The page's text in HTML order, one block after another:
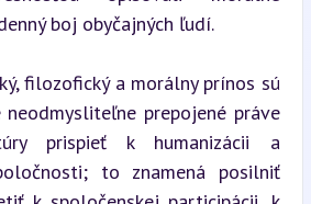
boj obyčajných ľudí.
filozofický a morálny prínos sú
prepojené práve
prispieť k humanizácii a
to znamená posilniť